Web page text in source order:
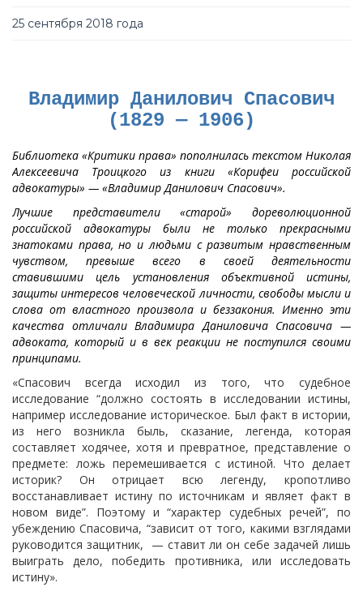
25 сентября 2018 года
Владимир Данилович Спасович
(1829 — 1906)
Библиотека «Критики права» пополнилась текстом Николая
Алексеевича Троицкого из книги «Корифеи российской
адвокатуры» — «Владимир Данилович Спасович».
Лучшие представители «старой» дореволюционной
российской адвокатуры были не только прекрасными
знатоками права, но и людьми с развитым нравственным
чувством, превыше всего в своей деятельности
ставившими цель установления объективной истины,
защиты интересов человеческой личности, свободы мысли и
слова от властного произвола и беззакония. Именно эти
качества отличали Владимира Даниловича Спасовича —
адвоката, который и в век реакции не поступился своими
принципами.
«Спасович всегда исходил из того, что судебное
исследование “должно состоять в исследовании истины,
например исследование историческое. Был факт в истории,
из него возникла быль, сказание, легенда, которая
составляет ходячее, хотя и превратное, представление о
предмете: ложь перемешивается с истиной. Что делает
историк? Он отрицает всю легенду, кропотливо
восстанавливает истину по источникам и являет факт в
новом виде”. Поэтому и “характер судебных речей”, по
убеждению Спасовича, “зависит от того, какими взглядами
руководится защитник, — ставит ли он себе задачей лишь
выиграть дело, победить противника, или исследовать
истину».